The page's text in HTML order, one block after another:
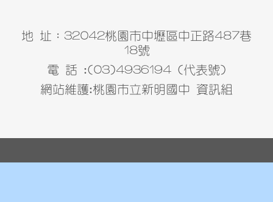
地 址：32042桃園市中壢區中正路487巷
18號
電 話 :(03)4936194 (代表號)
網站維護:桃園市立新明國中 資訊組